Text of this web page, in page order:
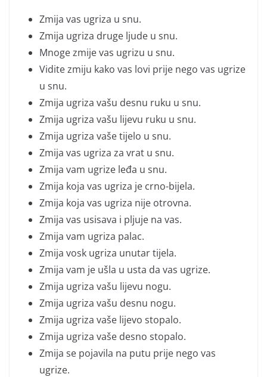
Zmija vas ugriza u snu.
Zmija ugriza druge ljude u snu.
Mnoge zmije vas ugrizu u snu.
Vidite zmiju kako vas lovi prije nego vas ugrize
u snu.
Zmija ugriza vašu desnu ruku u snu.
Zmija ugriza vašu lijevu ruku u snu.
Zmija ugriza vaše tijelo u snu.
Zmija vas ugriza za vrat u snu.
Zmija vam ugrize leđa u snu.
Zmija koja vas ugriza je crno-bijela.
Zmija koja vas ugriza nije otrovna.
Zmija vas usisava i pljuje na vas.
Zmija vam ugriza palac.
Zmija vosk ugriza unutar tijela.
Zmija vam je ušla u usta da vas ugrize.
Zmija ugriza vašu lijevu nogu.
Zmija ugriza vašu desnu nogu.
Zmija ugriza vaše lijevo stopalo.
Zmija ugriza vaše desno stopalo.
Zmija se pojavila na putu prije nego vas
ugrize.